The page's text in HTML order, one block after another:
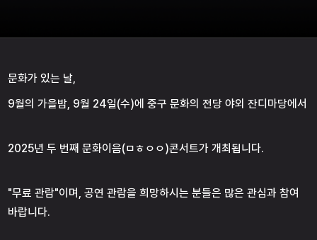
문화가 있는 날,
9월의 가을밤, 9월 24일(수)에 중구 문화의 전당 야외 잔디마당에서
2025년 두 번째 문화이음(ㅁㅎㅇㅇ)콘서트가 개최됩니다.
"무료 관람"이며, 공연 관람을 희망하시는 분들은 많은 관심과 참여
바랍니다.